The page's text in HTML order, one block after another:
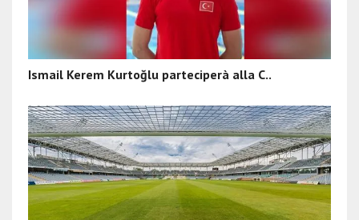
Ismail Kerem Kurtoğlu parteciperà alla C..